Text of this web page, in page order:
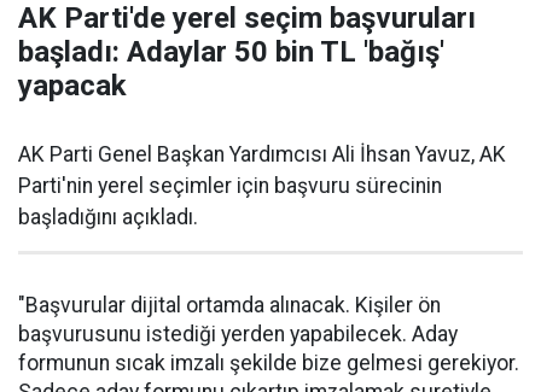
AK Parti'de yerel seçim başvuruları
başladı: Adaylar 50 bin TL 'bağış'
yapacak
AK Parti Genel Başkan Yardımcısı Ali İhsan Yavuz, AK
Parti'nin yerel seçimler için başvuru sürecinin
başladığını açıkladı.
"Başvurular dijital ortamda alınacak. Kişiler ön
başvurusunu istediği yerden yapabilecek. Aday
formunun sıcak imzalı şekilde bize gelmesi gerekiyor.